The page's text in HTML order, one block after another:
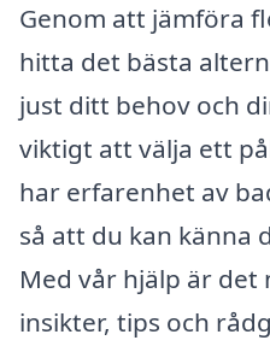
Genom att jämföra
hitta det bästa
just ditt behov och
viktigt att välja ett
har erfarenhet av
så att du kan känna
Med vår hjälp är det
insikter, tips och